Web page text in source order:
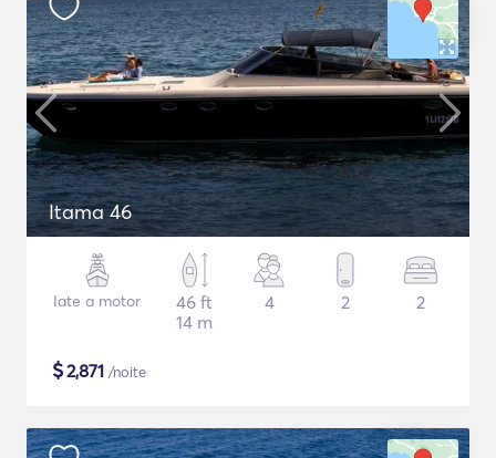
Itama 46
Iate a motor
46 ft
14 m
4 2 2
$2,871 /noite